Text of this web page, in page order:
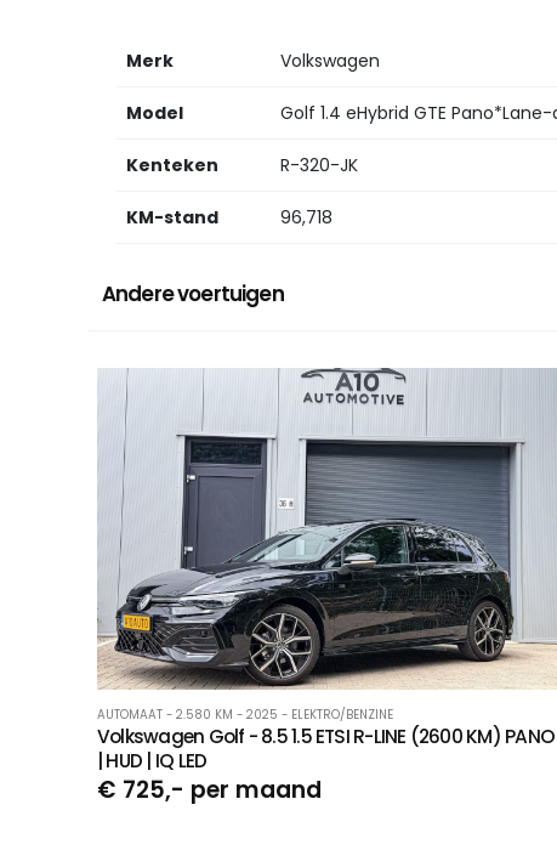
Merk Volkswagen
Model Golf 1.4 eHybrid GTE
Kenteken R-320-JK
KM-stand 96,718
Andere voertuigen
AUTOMAAT - 2.580 KM - 2025 - ELEKTRO/BENZINE
Volkswagen Golf - 8.5 1.5 ETSI R-LINE (2600 KM) PANO
| HUD | IQ LED
€ 725,- per maand